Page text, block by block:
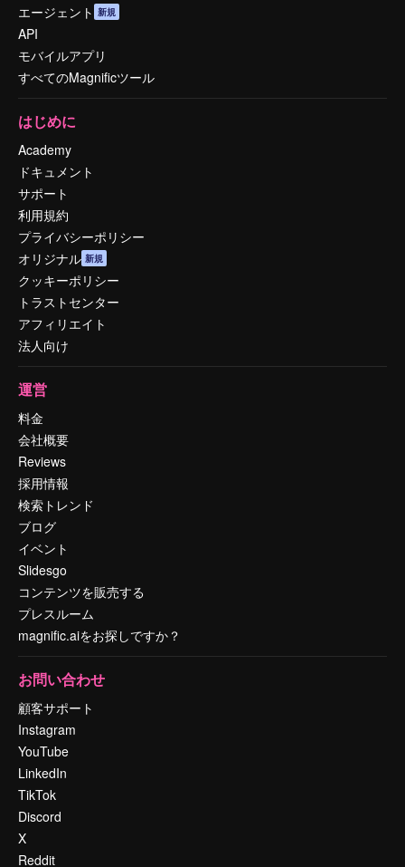
エージェント 新規
API
モバイルアプリ
すべてのMagnificツール
はじめに
Academy
ドキュメント
サポート
利用規約
プライバシーポリシー
オリジナル 新規
クッキーポリシー
トラストセンター
アフィリエイト
法人向け
運営
料金
会社概要
Reviews
採用情報
検索トレンド
ブログ
イベント
Slidesgo
コンテンツを販売する
プレスルーム
magnific.aiをお探しですか？
お問い合わせ
顧客サポート
Instagram
YouTube
LinkedIn
TikTok
Discord
X
Reddit